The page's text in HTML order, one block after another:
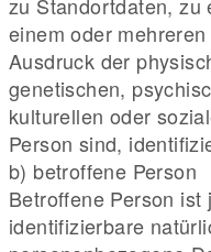
einem oder
Ausdruck der
genetischen,
kulturellen oder
Person sind,
b) betroffene Person
Betroffene Person
identifizierbare